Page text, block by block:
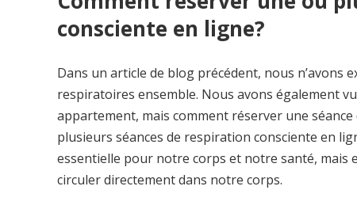
consciente en ligne?
Dans un article de blog précédent, nous n’avons
respiratoires ensemble. Nous avons également
appartement, mais comment réserver une
plusieurs séances de respiration consciente en
essentielle pour notre corps et notre santé, mais
circuler directement dans notre corps.